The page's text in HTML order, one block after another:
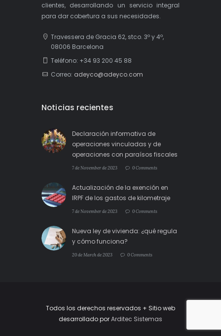
clientes, desarrollando un servicio integral
para dar cobertura a sus necesidades.
Travessera de Gracia 62, stco. 3º y 4º,
08006 Barcelona
Teléfono: +34 93 200 45 88
Correo: adeyco@adeyco.com
Noticias recientes
Declaración informativa de
operaciones vinculadas y de
operaciones con paraísos fiscales
7 de November de 2023 0 Comments
Actualización de la exención en
IRPF de los gastos de kilometraje
7 de November de 2023 0 Comments
Nueva ley de vivienda: ¿qué regula
y cómo funciona?
20 de March de 2023 0 Comments
Todos los derechos reservados + Sitio web
desarrollado porArditec Sistemas